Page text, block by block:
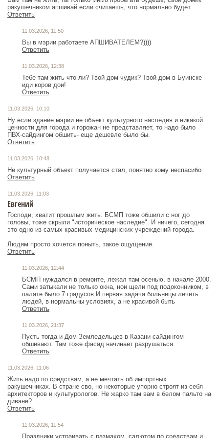
ракушечником апшивай если считаешь, что нормально будет
Ответить
11.03.2026, 11:50
Вы в мэрии работаете АПШИВАТЕЛЕМ?))))
Ответить
11.03.2026, 12:38
Тебе там жить что ли? Твой дом чудик? Твой дом в Буинске
иди коров дои!
Ответить
11.03.2026, 10:10
Ну если здание мэрии не объект культурного наследия и никакой
ценности для города и горожан не представляет, то надо было
ПВХ-сайдингом обшить- еще дешевле было бы.
Ответить
11.03.2026, 10:48
Не культурный объект получается стал, понятно кому неспасибо
Ответить
11.03.2026, 11:03
Евгений
Господи, хватит прошлым жить. БСМП тоже обшили с ног до
головы, тоже скрыли "историческое наследие". И ничего, сегодня
это одно из самых красивых медицинских учреждений города.
Людям просто хочется поныть, такое ощущение.
Ответить
11.03.2026, 12:44
БСМП нуждался в ремонте, лежал там осенью, в начале 2000.
Сами затыкали не только окна, нои щели под подоконником, в
палате было 7 градусов.И первая задача больницы лечить
людей, в нормальны условиях, а не красивой быть
Ответить
11.03.2026, 21:37
Пусть тогда и Дом Земледельцев в Казани сайдингом
обшивают. Там тоже фасад начинает разрушаться.
Ответить
11.03.2026, 11:06
Жить надо по средствам, а не мечтать об импортных
ракушечниках. В стране сво, но некоторые упорно строят из себя
архитекторов и культурологов. Не жарко там вам в белом пальто на
диване?
Ответить
11.03.2026, 11:54
Праздники устраивать с размахом, салютом по средствам и